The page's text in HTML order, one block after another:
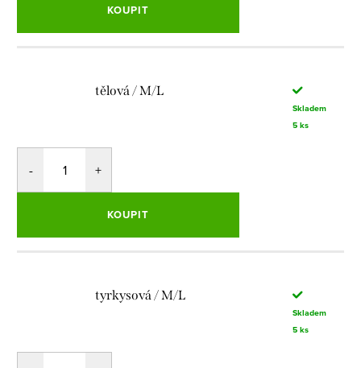
KOUPIT
tělová / M/L
Skladem
5 ks
KOUPIT
tyrkysová / M/L
Skladem
5 ks